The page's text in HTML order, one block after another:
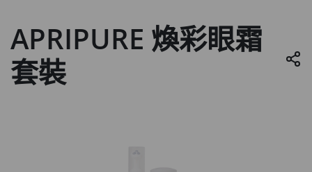
APRIPURE 煥彩眼霜
套裝